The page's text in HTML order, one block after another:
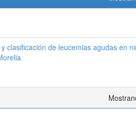
clasificación de leucemias agudas en